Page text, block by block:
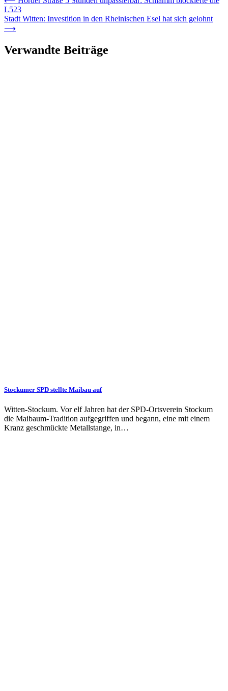
L523
Stadt Witten: Investition in den Rheinischen Esel hat sich gelohnt
⟶
Verwandte Beiträge
Stockumer SPD stellte Maibau auf
Witten-Stockum. Vor elf Jahren hat der SPD-Ortsverein Stockum
die Maibaum-Tradition aufgegriffen und begann, eine mit einem
Kranz geschmückte Metallstange, in…